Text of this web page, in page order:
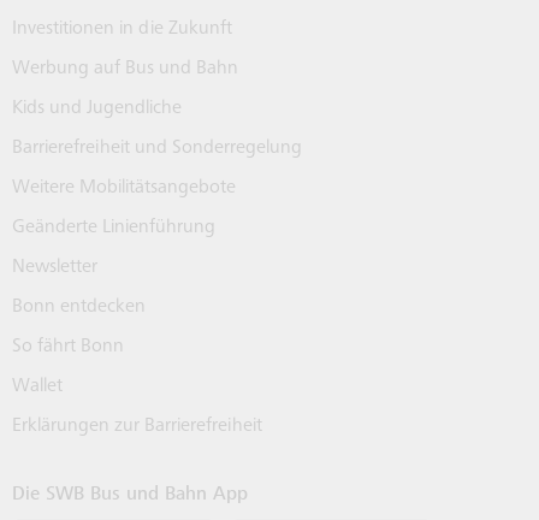
Investitionen in die Zukunft
Werbung auf Bus und Bahn
Kids und Jugendliche
Barrierefreiheit und Sonderregelung
Weitere Mobilitätsangebote
Geänderte Linienführung
Newsletter
Bonn entdecken
So fährt Bonn
Wallet
Erklärungen zur Barrierefreiheit
Die SWB Bus und Bahn App